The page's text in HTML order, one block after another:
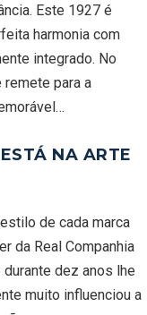
Este 1927 é
harmonia com
integrado. No
remete para a
NA ARTE
de cada marca
da Real Companhia
dez anos lhe
muito influenciou a